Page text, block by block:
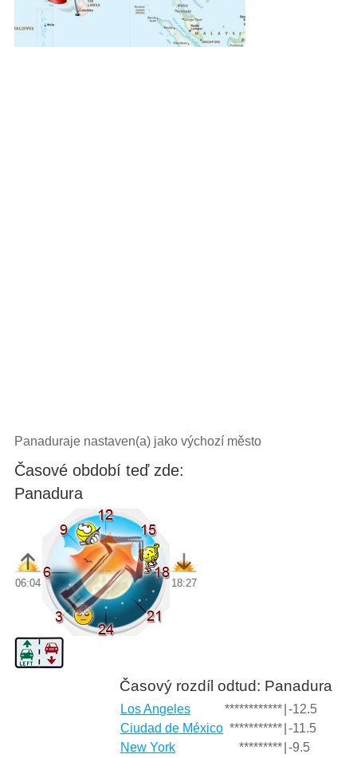
Panaduraje nastaven(a) jako výchozí město
Časové období teď zde:
Panadura
06:04 18:27
Časový rozdíl odtud: Panadura
Los Angeles ************ -12.5
Ciudad de México *********** -11.5
New York
********* -9.5